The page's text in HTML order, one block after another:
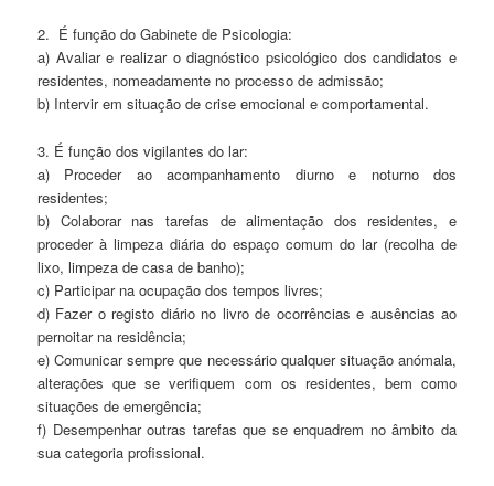
2. É função do Gabinete de Psicologia:
a) Avaliar e realizar o diagnóstico psicológico dos candidatos e
residentes, nomeadamente no processo de admissão;
b) Intervir em situação de crise emocional e comportamental.
3. É função dos vigilantes do lar:
a) Proceder ao acompanhamento diurno e noturno dos
residentes;
b) Colaborar nas tarefas de alimentação dos residentes, e
proceder à limpeza diária do espaço comum do lar (recolha de
lixo, limpeza de casa de banho);
c) Participar na ocupação dos tempos livres;
d) Fazer o registo diário no livro de ocorrências e ausências ao
pernoitar na residência;
e) Comunicar sempre que necessário qualquer situação anómala,
alterações que se verifiquem com os residentes, bem como
situações de emergência;
f) Desempenhar outras tarefas que se enquadrem no âmbito da
sua categoria profissional.